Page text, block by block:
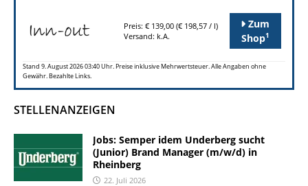
Preis: € 139,00 (€ 198,57 / l)
Versand: k.A.
Zum
Shop1
Stand 9. August 2026 03:40 Uhr. Preise inklusive Mehrwertsteuer. Alle Angaben ohne
Gewähr. Bezahlte Links.
STELLENANZEIGEN
Jobs: Semper idem Underberg sucht
(Junior) Brand Manager (m/w/d) in
Rheinberg
22. Juli 2026